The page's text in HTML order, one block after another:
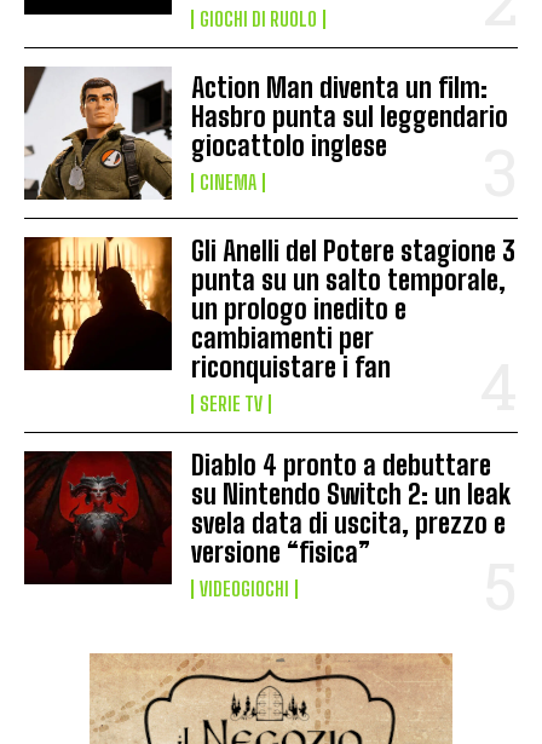
GIOCHI DI RUOLO
Action Man diventa un film:
Hasbro punta sul leggendario
giocattolo inglese
CINEMA
Gli Anelli del Potere stagione 3
punta su un salto temporale,
un prologo inedito e
cambiamenti per
riconquistare i fan
SERIE TV
Diablo 4 pronto a debuttare
su Nintendo Switch 2: un leak
svela data di uscita, prezzo e
versione “fisica”
VIDEOGIOCHI